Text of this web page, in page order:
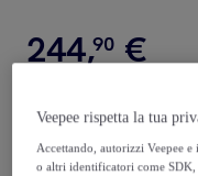
244,90 €
-50%
Venduto da
Veepee rispetta la tua
Accettando, autorizzi Veepee
o altri identificatori come